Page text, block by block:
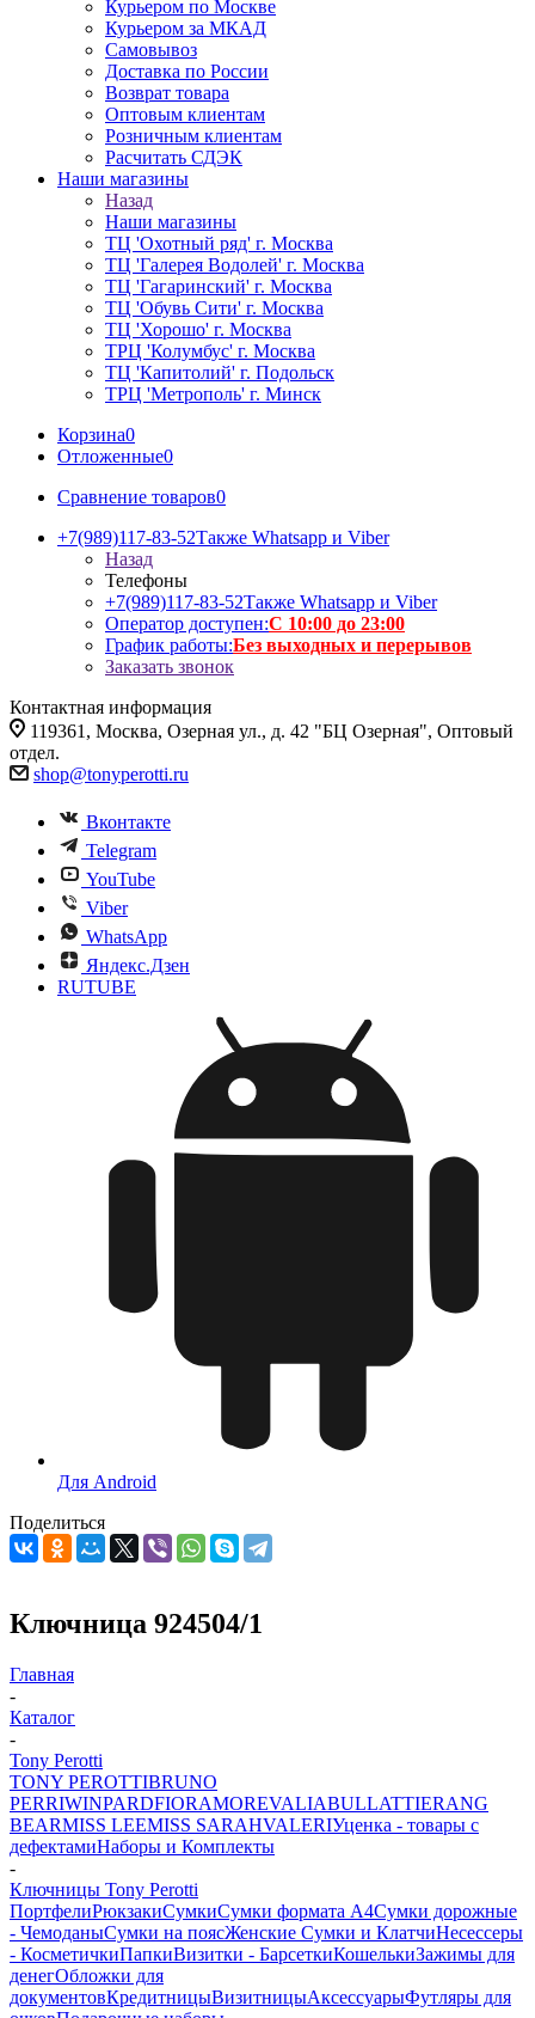
Курьером по Москве
Курьером за МКАД
Самовывоз
Доставка по России
Возврат товара
Оптовым клиентам
Розничным клиентам
Расчитать СДЭК
Наши магазины
Назад
Наши магазины
ТЦ 'Охотный ряд' г. Москва
ТЦ 'Галерея Водолей' г. Москва
ТЦ 'Гагаринский' г. Москва
ТЦ 'Обувь Сити' г. Москва
ТЦ 'Хорошо' г. Москва
ТРЦ 'Колумбус' г. Москва
ТЦ 'Капитолий' г. Подольск
ТРЦ 'Метрополь' г. Минск
Корзина0
Отложенные0
Сравнение товаров0
+7(989)117-83-52Также Whatsapp и Viber
Назад
Телефоны
+7(989)117-83-52Также Whatsapp и Viber
Оператор доступен:С 10:00 до 23:00
График работы:Без выходных и перерывов
Заказать звонок
Контактная информация
119361, Москва, Озерная ул., д. 42 "БЦ Озерная", Оптовый
отдел.
shop@tonyperotti.ru
Вконтакте
Telegram
YouTube
Viber
WhatsApp
Яндекс.Дзен
RUTUBE
Для Android
Поделиться
Ключница 924504/1
Главная
-
Каталог
-
Tony Perotti
TONY PEROTTIBRUNO
PERRIWINPARDFIORAMOREVALIABULLATTIERANG
BEARMISS LEEMISS SARAHVALERIУценка - товары с
дефектамиНаборы и Комплекты
-
Ключницы Tony Perotti
ПортфелиРюкзакиСумкиСумки формата А4Сумки дорожные
- ЧемоданыСумки на поясЖенские Сумки и КлатчиНесессеры
- КосметичкиПапкиВизитки - БарсеткиКошелькиЗажимы для
денегОбложки для
документовКредитницыВизитницыАксессуарыФутляры для